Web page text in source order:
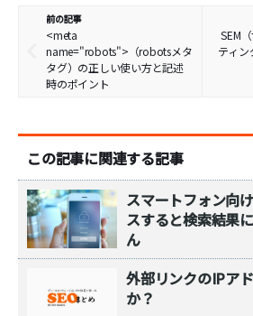
前の記事
<meta
name="robots">（robotsメタ
タグ）の正しい使い方と記述
時のポイント
SEM
ティ
この記事に関連する記事
スマートフォン向
スすると検索結果
ん
外部リンクのIPア
か？